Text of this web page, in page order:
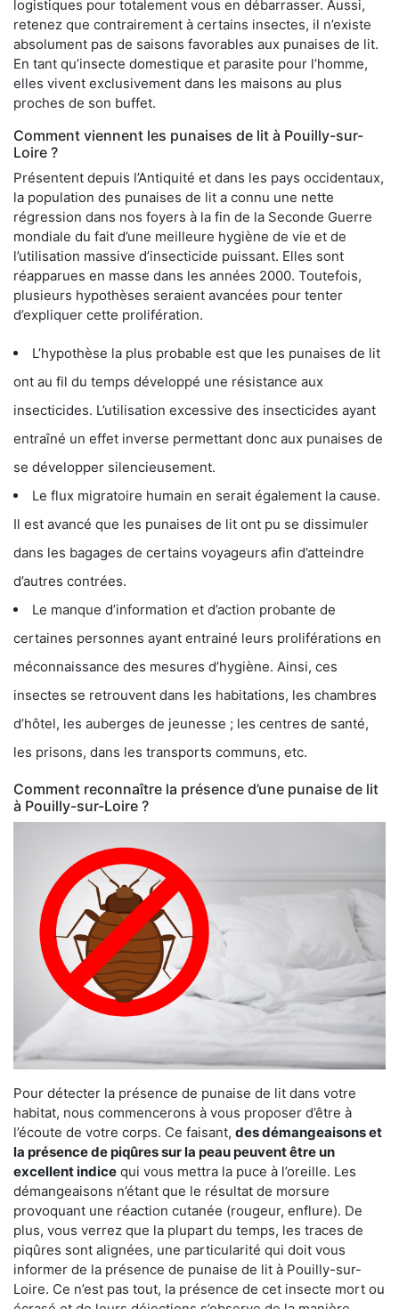
logistiques pour totalement vous en débarrasser. Aussi,
retenez que contrairement à certains insectes, il n’existe
absolument pas de saisons favorables aux punaises de lit.
En tant qu’insecte domestique et parasite pour l’homme,
elles vivent exclusivement dans les maisons au plus
proches de son buffet.
Comment viennent les punaises de lit à Pouilly-sur-
Loire ?
Présentent depuis l’Antiquité et dans les pays occidentaux,
la population des punaises de lit a connu une nette
régression dans nos foyers à la fin de la Seconde Guerre
mondiale du fait d’une meilleure hygiène de vie et de
l’utilisation massive d’insecticide puissant. Elles sont
réapparues en masse dans les années 2000. Toutefois,
plusieurs hypothèses seraient avancées pour tenter
d’expliquer cette prolifération.
L’hypothèse la plus probable est que les punaises de lit
ont au fil du temps développé une résistance aux
insecticides. L’utilisation excessive des insecticides ayant
entraîné un effet inverse permettant donc aux punaises de
se développer silencieusement.
Le flux migratoire humain en serait également la cause.
Il est avancé que les punaises de lit ont pu se dissimuler
dans les bagages de certains voyageurs afin d’atteindre
d’autres contrées.
Le manque d’information et d’action probante de
certaines personnes ayant entrainé leurs proliférations en
méconnaissance des mesures d’hygiène. Ainsi, ces
insectes se retrouvent dans les habitations, les chambres
d’hôtel, les auberges de jeunesse ; les centres de santé,
les prisons, dans les transports communs, etc.
Comment reconnaître la présence d’une punaise de lit
à Pouilly-sur-Loire ?
Pour détecter la présence de punaise de lit dans votre
habitat, nous commencerons à vous proposer d’être à
l’écoute de votre corps. Ce faisant, des démangeaisons et
la présence de piqûres sur la peau peuvent être un
excellent indice qui vous mettra la puce à l’oreille. Les
démangeaisons n’étant que le résultat de morsure
provoquant une réaction cutanée (rougeur, enflure). De
plus, vous verrez que la plupart du temps, les traces de
piqûres sont alignées, une particularité qui doit vous
informer de la présence de punaise de lit à Pouilly-sur-
Loire. Ce n’est pas tout, la présence de cet insecte mort ou